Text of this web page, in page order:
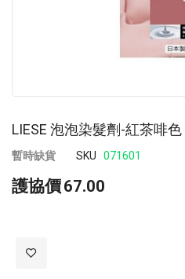
LIESE 泡泡染髮劑-紅茶啡色
暫時缺貨 SKU 071601
護協價67.00